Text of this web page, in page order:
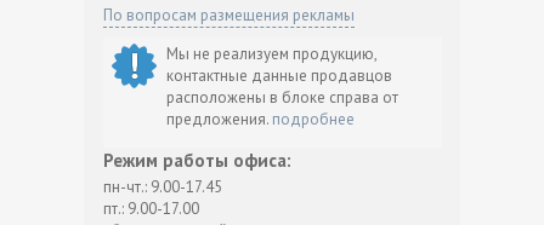
По вопросам размещения рекламы
Мы не реализуем продукцию,
контактные данные продавцов
расположены в блоке справа от
предложения. подробнее
Режим работы офиса:
пн-чт.: 9.00-17.45
пт.: 9.00-17.00